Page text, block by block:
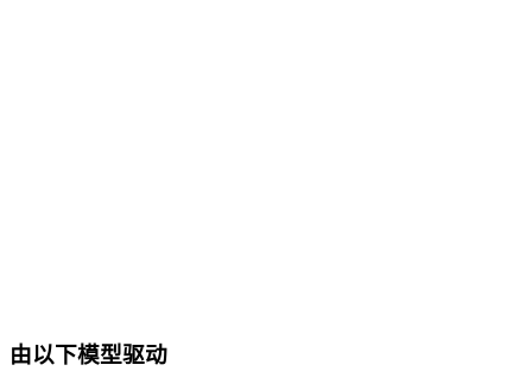
cta.dbSupport
由以下模型驱动